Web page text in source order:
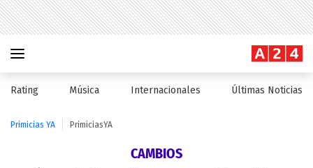
Rating Música Internacionales Últimas Noticias
Primicias YA PrimiciasYA
CAMBIOS